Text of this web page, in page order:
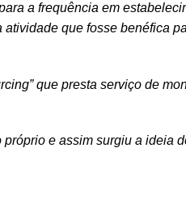
a frequência em
que fosse benéfica
que presta serviço de
e assim surgiu a ideia